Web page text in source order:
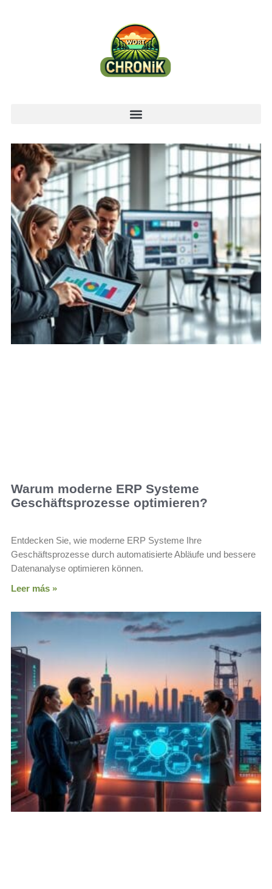
Warum moderne ERP Systeme
Geschäftsprozesse optimieren?
Entdecken Sie, wie moderne ERP Systeme Ihre
Geschäftsprozesse durch automatisierte Abläufe und bessere
Datenanalyse optimieren können.
Leer más »